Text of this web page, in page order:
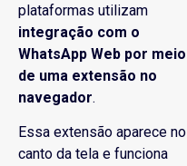
plataformas utilizam
integração com o
WhatsApp Web por meio
de uma extensão no
navegador.
Essa extensão aparece no
canto da tela e funciona